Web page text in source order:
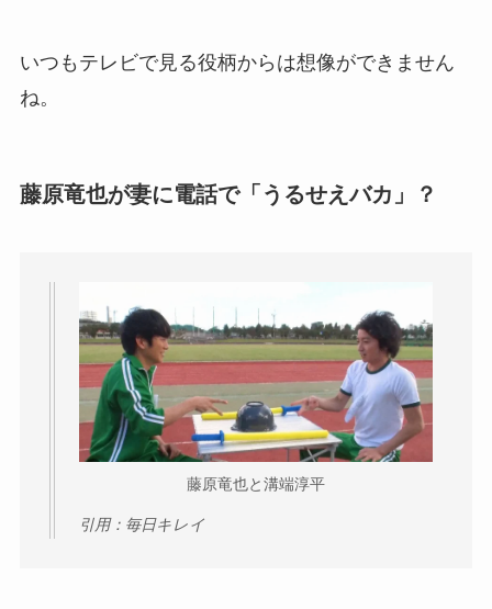
いつもテレビで見る役柄からは想像ができません
ね。
藤原竜也が妻に電話で「うるせえバカ」？
藤原竜也と溝端淳平
引用：毎日キレイ